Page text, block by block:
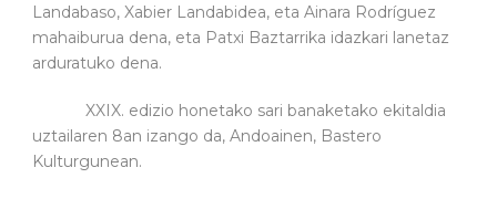
Landabaso, Xabier Landabidea, eta Ainara Rodríguez
mahaiburua dena, eta Patxi Baztarrika idazkari lanetaz
arduratuko dena.
XXIX. edizio honetako sari banaketako ekitaldia
uztailaren 8an izango da, Andoainen, Bastero
Kulturgunean.